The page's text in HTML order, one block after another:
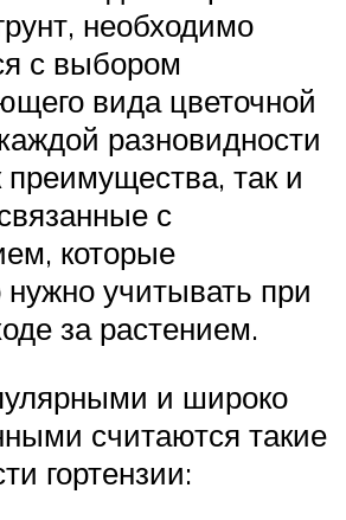
необходимо
с выбором
вида цветочной
разновидности
так и
с
которые
нужно учитывать при
за растением.
и широко
считаются такие
гортензии: